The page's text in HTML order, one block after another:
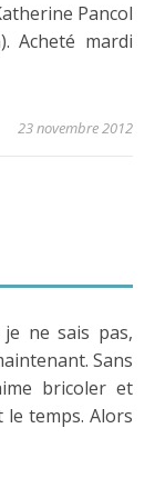
Pancol
Acheté mardi
23 novembre 2012
Sans
bricoler et
le temps. Alors